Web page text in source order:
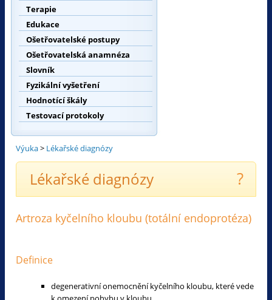
Terapie
Edukace
Ošetřovatelské postupy
Ošetřovatelská anamnéza
Slovník
Fyzikální vyšetření
Hodnotící škály
Testovací protokoly
Výuka> Lékařské diagnózy
Lékařské diagnózy ?
Artroza kyčelního kloubu (totální endoprotéza)
Definice
degenerativní onemocnění kyčelního kloubu, které vede